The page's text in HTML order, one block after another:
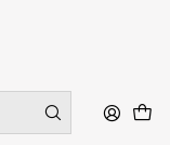
DESDE
Y CORPORATIVA
GRIS XL